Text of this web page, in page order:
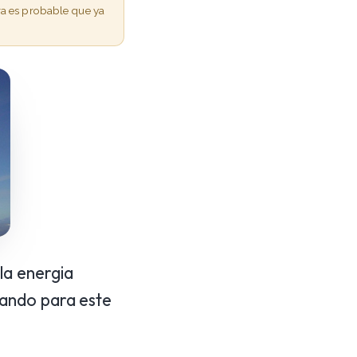
es probable que ya
energia
para este